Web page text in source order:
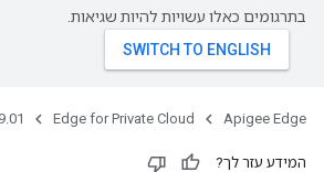
בתרגומים כאלו עשויות להיות שגיאות.
Apigee Edge
Edge for Private Cloud
המידע עזר לך?